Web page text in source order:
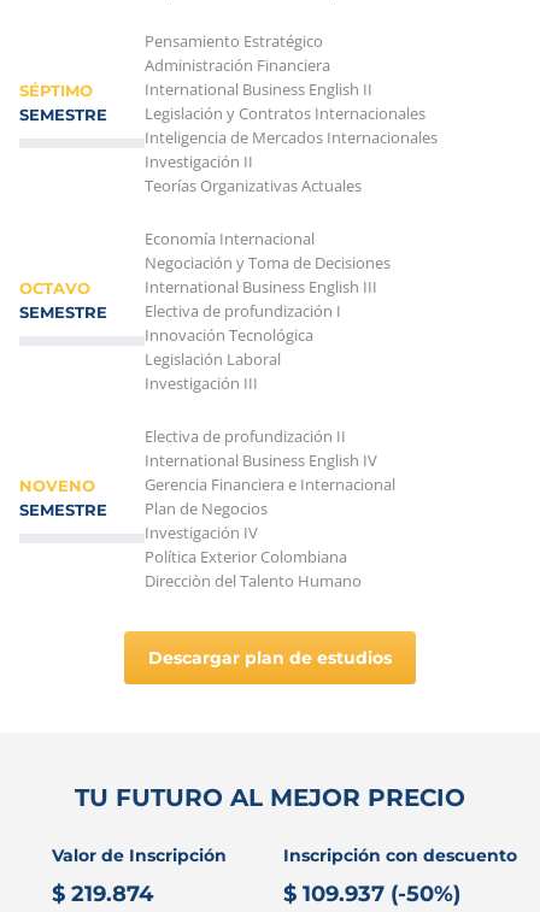
SÉPTIMO
SEMESTRE
Pensamiento Estratégico
Administración Financiera
International Business English II
Legislación y Contratos Internacionales
Inteligencia de Mercados Internacionales
Investigación II
Teorías Organizativas Actuales
OCTAVO
SEMESTRE
Economía Internacional
Negociación y Toma de Decisiones
International Business English III
Electiva de profundización I
Innovación Tecnológica
Legislación Laboral
Investigación III
NOVENO
SEMESTRE
Electiva de profundización II
International Business English IV
Gerencia Financiera e Internacional
Plan de Negocios
Investigación IV
Política Exterior Colombiana
Direcciòn del Talento Humano
Descargar plan de estudios
TU FUTURO AL MEJOR PRECIO
Valor de Inscripción
$ 219.874
Inscripción con descuento
$ 109.937 (-50%)